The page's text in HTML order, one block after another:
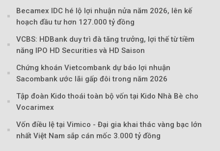
Becamex IDC hé lộ lợi nhuận nửa năm 2026, lên kế
hoạch đầu tư hơn 127.000 tỷ đồng
VCBS: HDBank duy trì đà tăng trưởng, lợi thế từ tiềm
năng IPO HD Securities và HD Saison
Chứng khoán Vietcombank dự báo lợi nhuận
Sacombank ước lãi gấp đôi trong năm 2026
Tập đoàn Kido thoái toàn bộ vốn tại Kido Nhà Bè cho
Vocarimex
Vốn điều lệ tại Vimico - Đại gia khai thác vàng bạc lớn
nhất Việt Nam sắp cán mốc 3.000 tỷ đồng